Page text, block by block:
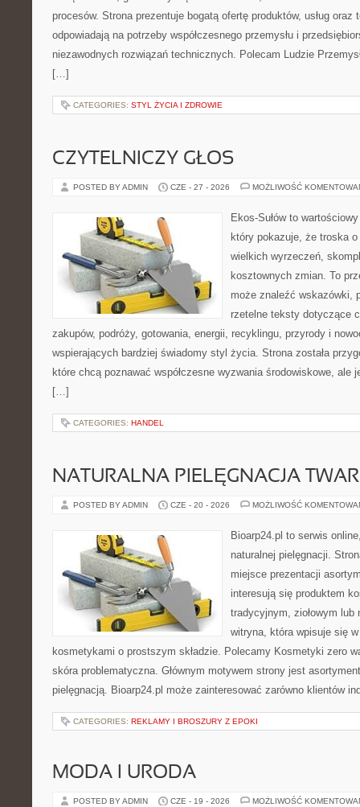
procesów. Strona prezentuje bogatą ofertę produktów, usług oraz
odpowiadają na potrzeby współczesnego przemysłu i
niezawodnych rozwiązań technicznych. Polecam Ludzie
[…]
CATEGORIES: STYL ŻYCIA I ZDROWIE
CZYTELNICZY GŁOS
POSTED BY ADMIN CZE - 27 - 2026 MOŻLIWOŚĆ
Ekos-Sułów to
który pokazuje, że troska
wielkich wyrzeczeń,
kosztownych zmian. To
może znaleźć wskazówki,
rzetelne teksty dotyczące
zakupów, podróży, gotowania, energii, recyklingu, przyrody i
wspierających bardziej świadomy styl życia. Strona została
które chcą poznawać współczesne wyzwania środowiskowe, ale
[…]
CATEGORIES: HANDEL
NATURALNA PIELĘGNACJA
POSTED BY ADMIN CZE - 20 - 2026 MOŻLIWOŚĆ
Bioarp24.pl to serwis
naturalnej pielęgnacji.
miejsce prezentacji
interesują się produktem
tradycyjnym, ziołowym lub
witryna, która wpisuje się
kosmetykami o prostszym składzie. Polecamy Kosmetyki zero
skóra problematyczna. Głównym motywem strony jest
pielęgnacją. Bioarp24.pl może zainteresować zarówno klientów
CATEGORIES: REKLAMY I BROSZURY Z EPOKI
MODA I URODA
POSTED BY ADMIN CZE - 19 - 2026 MOŻLIWOŚĆ